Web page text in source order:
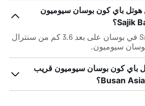
هوتل باي كون بوسان سيوميون
Sajik Baseball Stadium في بوسان على بعد 3.6 كم من سنترال
سيوميون.
باي كون بوسان سيوميون قريب